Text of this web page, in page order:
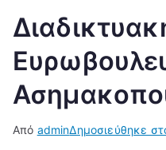
Από adminΔημοσιεύθηκε